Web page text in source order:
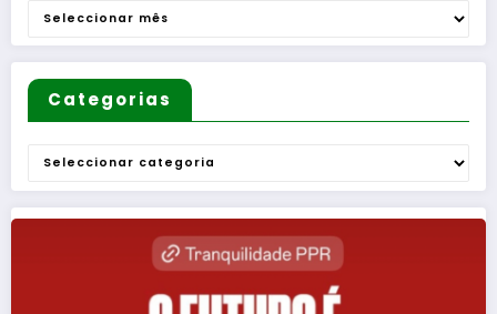
Arquivo
Categorias
Categorias